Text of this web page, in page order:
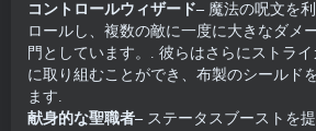
コントロールウィザード– 魔法の呪文を
ロールし、複数の敵に一度に大きなダメ
門としています。. 彼らはさらにストラ
に取り組むことができ、布製のシールド
ます.
献身的な聖職者– ステータスブーストを